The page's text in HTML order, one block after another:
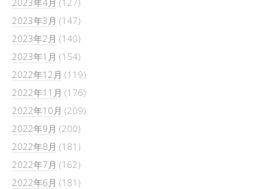
2023年3月 (147)
2023年2月 (140)
2023年1月 (154)
2022年12月 (119)
2022年11月 (176)
2022年10月 (209)
2022年9月 (200)
2022年8月 (181)
2022年7月 (162)
2022年6月 (181)